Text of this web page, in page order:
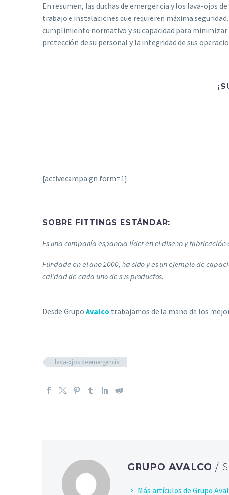
En resumen, las duchas de emergencia y los lava-ojos
trabajo e instalaciones que requieren máxima
cumplimiento normativo y su capacidad para
protección de su personal y la integridad de sus
[activecampaign form=1]
SOBRE FITTINGS ESTÁNDAR:
Es una compañía española líder en el diseño y
Fundada en el año 2000, ha sido y es un ejemplo de
calidad de cada uno de sus productos.
Desde Grupo Avalco trabajamos de la mano de los
lava-ojos de emergencia
GRUPO AVALCO/
Más artículos de Grupo